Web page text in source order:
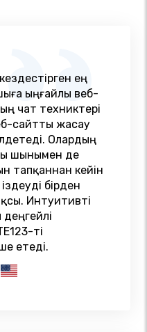
ең
ыңғайлы веб-
чат техниктері
сайтты жасау
Олардың
шынымен де
тапқаннан кейін
бірден
Интуитивті
ті
етеді.